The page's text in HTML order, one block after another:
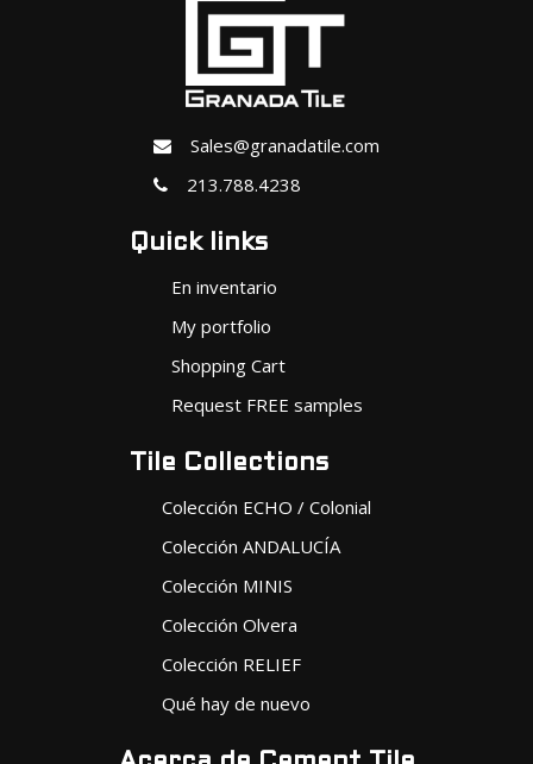
Sales@granadatile.com
213.788.4238
Quick links
En inventario
My portfolio
Shopping Cart
Request FREE samples
Tile Collections
Colección ECHO / Colonial
Colección ANDALUCÍA
Colección MINIS
Colección Olvera
Colección RELIEF
Qué hay de nuevo